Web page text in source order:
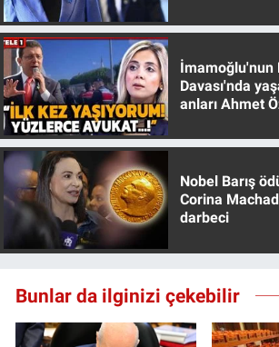
İmamoğlu'nun
Davası'nda
anları Ahmet
Nobel Barış
Corina
darbeci
Bunlar da ilginizi çekebilir